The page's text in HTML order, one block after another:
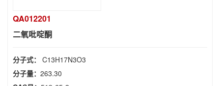
QA012201
二氧吡啶酮
分子式： C13H17N3O3
分子量： 263.30